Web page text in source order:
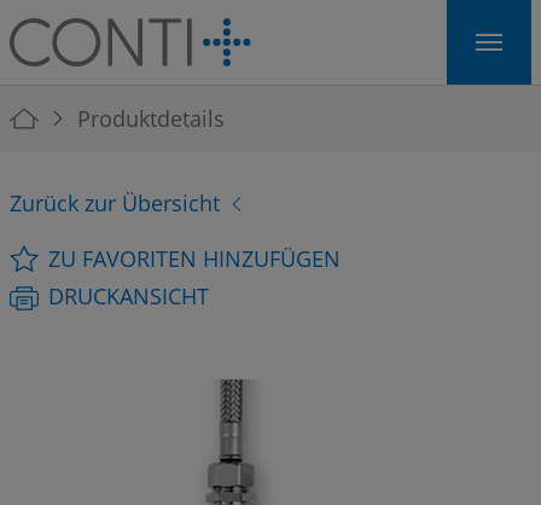
Skip to main navigation
Skip to main content
Skip to page footer
You are here:
Produktdetails
Zurück zur Übersicht
ZU FAVORITEN HINZUFÜGEN
DRUCKANSICHT